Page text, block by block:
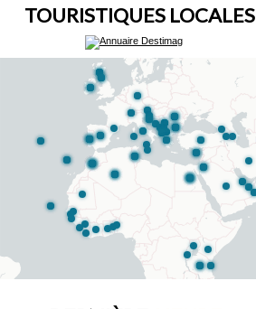
TOURISTIQUES LOCALES